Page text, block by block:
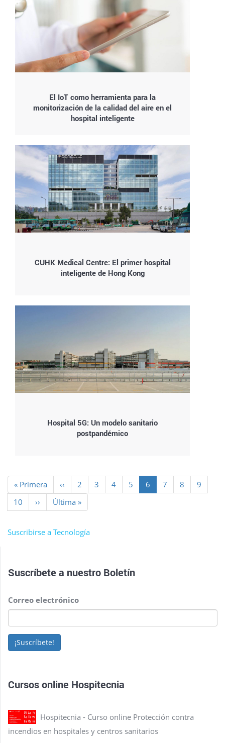
El IoT como herramienta para la
monitorización de la calidad del aire en el
hospital inteligente
CUHK Medical Centre: El primer hospital
inteligente de Hong Kong
Hospital 5G: Un modelo sanitario
postpandémico
Paginación
Primera
página
« Primera
Página
anterior
‹‹ Page
2 Page
3 Page
4 Page
5
Página
actual
6 Page
7 Page
8 Page
9
Page
10
Siguiente
página
››
Última
página
Última »
Suscribirse a Tecnología
Suscríbete a nuestro Boletín
Correo electrónico
¡Suscríbete!
Cursos online Hospitecnia
Hospitecnia - Curso online Protección contra
incendios en hospitales y centros sanitarios